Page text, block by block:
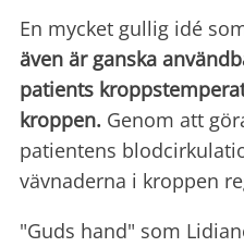
En mycket gullig idé
även är ganska
patients
kroppen. Genom att
patientens
vävnaderna i kroppen
"Guds hand" som